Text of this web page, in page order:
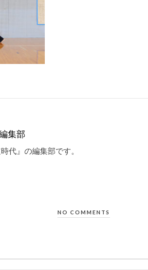
集部
代』の編集部です。
NO COMMENTS